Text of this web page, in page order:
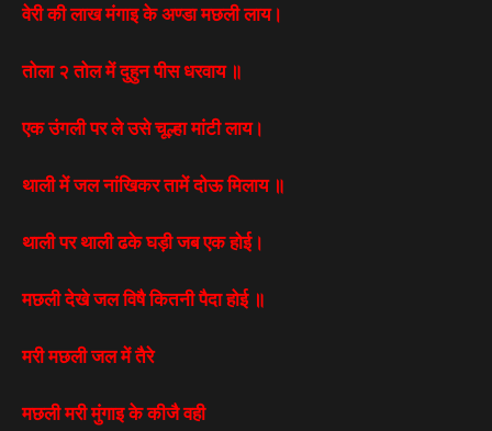
वेरी की लाख मंगाइ के अण्डा मछली लाय।
तोला २ तोल में दुहुन पीस धरवाय ॥
एक उंगली पर ले उसे चूल्हा मांटी लाय।
थाली में जल नांखिकर तामें दोऊ मिलाय ॥
थाली पर थाली ढके घड़ी जब एक होई।
मछली देखे जल विषै कितनी पैदा होई ॥
मरी मछली जल में तैरे
मछली मरी मुंगाइ के कीजै वही